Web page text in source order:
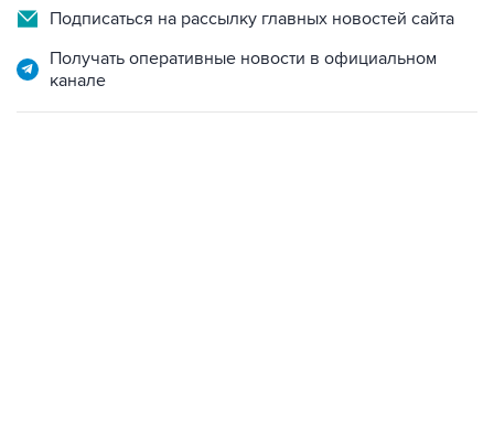
Подписаться на рассылку главных новостей сайта
Получать оперативные новости в официальном
канале